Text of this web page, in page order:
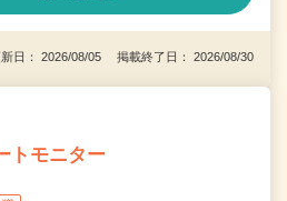
日： 2026/08/05 掲載終了日： 2026/08/30
トモニター